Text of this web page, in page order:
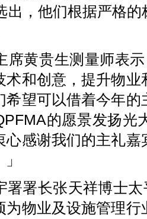
出，他们根据严格
席黄贵生测量师表
术和创意，提升物
希望可以借着今年
的愿景发扬光
心感谢我们的主礼
署署长张天祥博士
为物业及设施管理